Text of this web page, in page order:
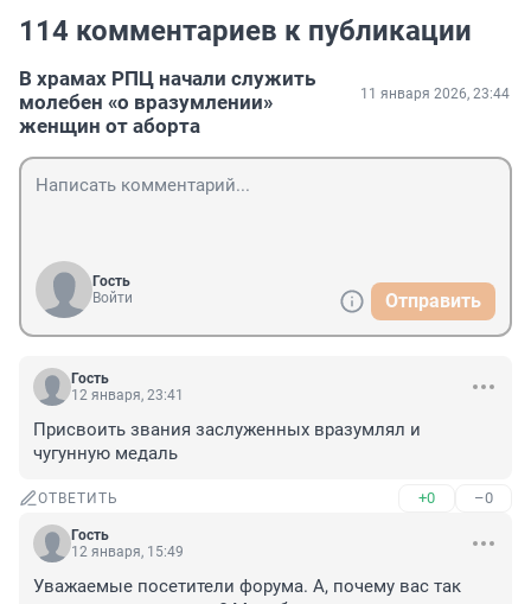
114 комментариев к публикации
В храмах РПЦ начали служить
молебен «о вразумлении»
женщин от аборта
11 января 2026, 23:44
Гость
Войти
Отправить
Гость
12 января, 23:41
Присвоить звания заслуженных вразумлял и
чугунную медаль
ОТВЕТИТЬ +0 –0
Гость
12 января, 15:49
Уважаемые посетители форума. А, почему вас так